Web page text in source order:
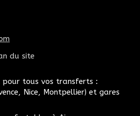
du site
pour tous vos transferts :
Nice, Montpellier) et gares